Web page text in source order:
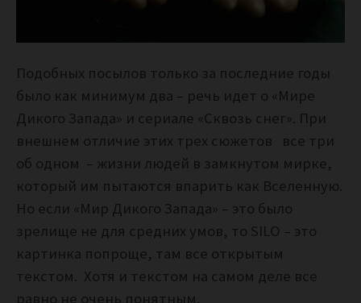
Подобных посылов только за последние годы
было как минимум два – речь идет о «Мире
Дикого Запада» и сериале «Сквозь снег». При
внешнем отличие этих трех сюжетов все три
об одном – жизни людей в замкнутом мирке,
который им пытаются впарить как Вселенную.
Но если «Мир Дикого Запада» – это было
зрелище не для средних умов, то SILO – это
картинка попроще, там все открытым
текстом. Хотя и текстом на самом деле все
равно не очень понятным.